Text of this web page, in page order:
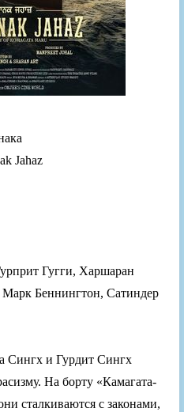
Jahaz
Гугги, Харшаран
Беннингтон, Сатиндер
Сингх и Гурдит Сингх
На борту «Камагата-
сталкиваются с законами,